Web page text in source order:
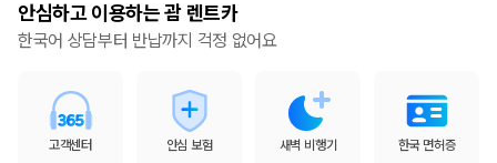
안심하고 이용하는 괌 렌트카
한국어 상담부터 반납까지 걱정 없어요
고객센터 안심 보험 새벽 비행기 한국 면허증